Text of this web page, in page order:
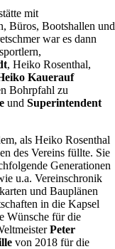
mit
Büros, Bootshallen und
war es dann
, Heiko Rosenthal,
Kauerauf
Bohrpfahl zu
undSuperintendent
als Heiko Rosenthal
des Vereins füllte. Sie
Generationen
u.a. Vereinschronik
und Bauplänen
in die Kapsel
Wünsche für die
Peter
von 2018 für die